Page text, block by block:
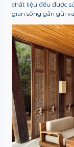
chất liệu đều được
gian sống gần gũi